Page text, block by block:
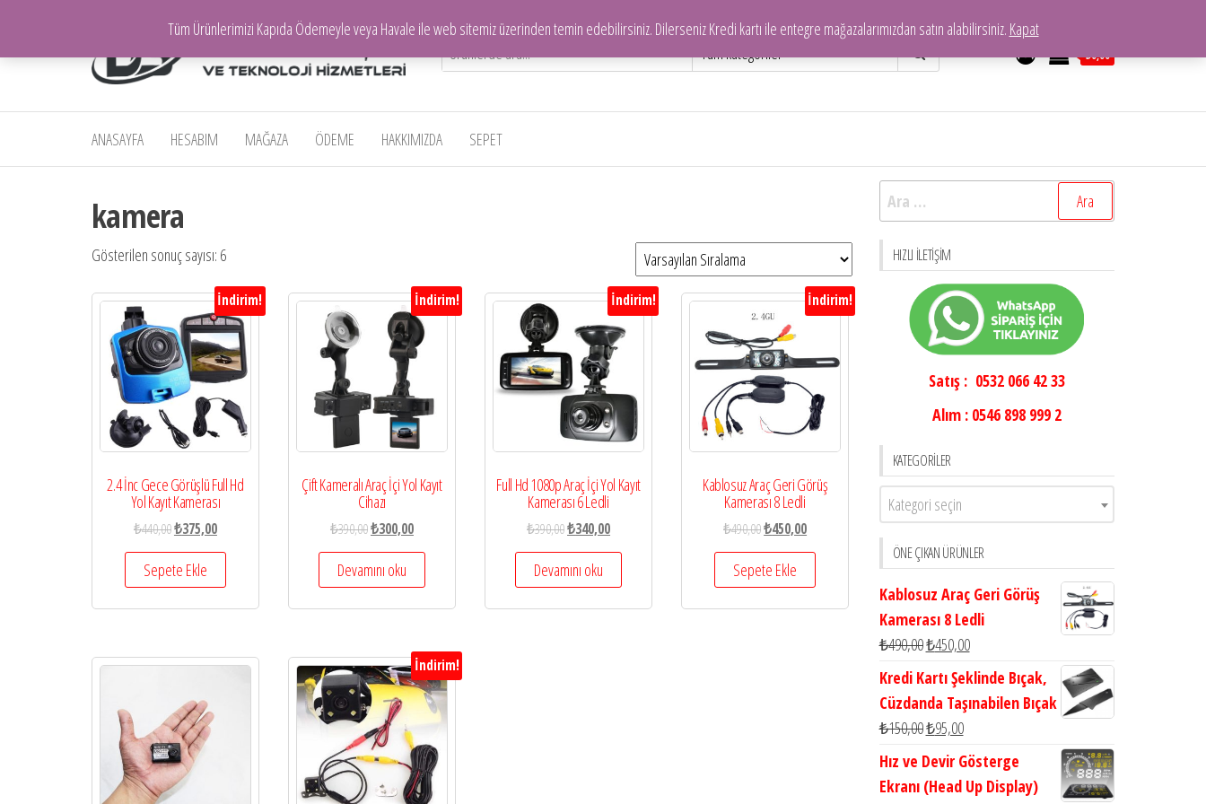
Ticaret |
Dolgun
Ürünleri |
Toptan ve
Perakende
Elektronik
Ürünler,
Bilgisayar,
Oto
Aksesuarları
₺0,00
ANASAYFA HESABIM MAĞAZA ÖDEME HAKKIMIZDA SEPET
kamera
Gösterilen sonuç sayısı: 6
İndirim!
2.4 İnc Gece Görüşlü Full Hd
Yol Kayıt Kamerası
₺440,00₺375,00
Sepete Ekle
İndirim!
Çift Kameralı Araç İçi Yol Kayıt
Cihazı
₺390,00₺300,00
Devamını oku
İndirim!
Full Hd 1080p Araç İçi Yol Kayıt
Kamerası 6 Ledli
₺390,00₺340,00
Devamını oku
İndirim!
Kablosuz Araç Geri Görüş
Kamerası 8 Ledli
₺490,00₺450,00
Sepete Ekle
İndirim!
Arama:
HIZLI İLETIŞIM
Satış : 0532 066 42 33
Alım : 0546 898 999 2
KATEGORILER
Kategori seçin
ÖNE ÇIKAN ÜRÜNLER
Kablosuz Araç Geri Görüş
Kamerası 8 Ledli
₺490,00₺450,00
Kredi Kartı Şeklinde Bıçak,
Cüzdanda Taşınabilen Bıçak
₺150,00₺95,00
Hız ve Devir Gösterge
Ekranı (Head Up Display)
Tüm Ürünlerimizi Kapıda Ödemeyle veya Havale ile web sitemiz üzerinden temin edebilirsiniz. Dilerseniz Kredi kartı ile entegre mağazalarımızdan satın alabilirsiniz. Kapat